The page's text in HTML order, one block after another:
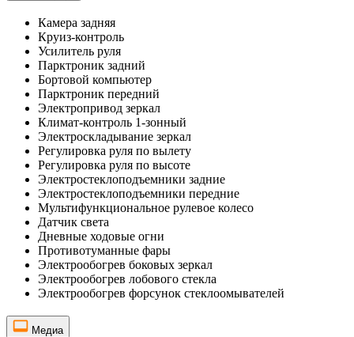
Камера задняя
Круиз-контроль
Усилитель руля
Парктроник задний
Бортовой компьютер
Парктроник передний
Электропривод зеркал
Климат-контроль 1-зонный
Электроскладывание зеркал
Регулировка руля по вылету
Регулировка руля по высоте
Электростеклоподъемники задние
Электростеклоподъемники передние
Мультифункциональное рулевое колесо
Датчик света
Дневные ходовые огни
Противотуманные фары
Электрообогрев боковых зеркал
Электрообогрев лобового стекла
Электрообогрев форсунок стеклоомывателей
Медиа